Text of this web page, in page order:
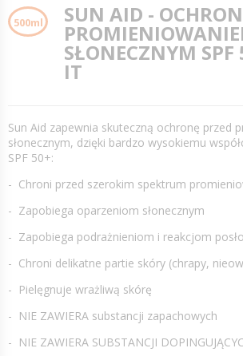
500ml SUN AID -
SŁONECZNYM SPF
IT
Sun Aid zapewnia skuteczną ochronę przed
słonecznym, dzięki bardzo wysokiemu
SPF 50+:
- Chroni przed szerokim spektrum
- Zapobiega oparzeniom słonecznym
- Zapobiega podrażnieniom i reakcjom
- Chroni delikatne partie skóry (chrapy,
- Pielęgnuje wrażliwą skórę
- NIE ZAWIERA substancji zapachowych
- NIE ZAWIERA SUBSTANCJI